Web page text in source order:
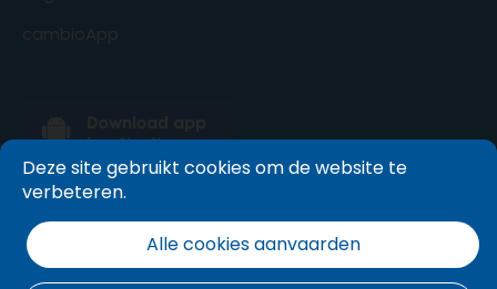
cambioApp
Deze site gebruikt cookies om de website te
verbeteren.
Alle cookies aanvaarden